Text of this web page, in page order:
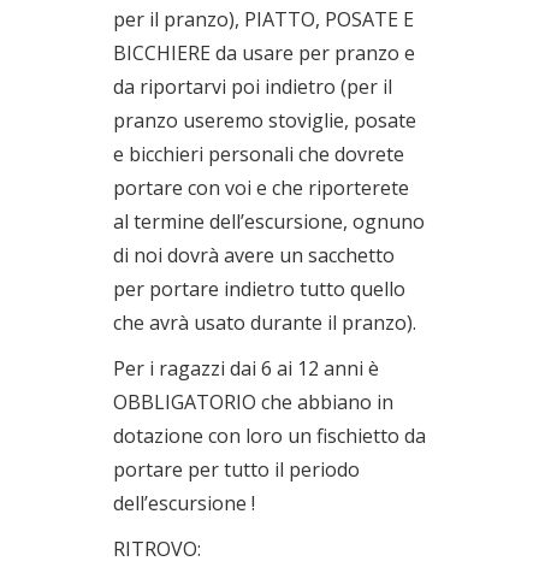
per il pranzo), PIATTO, POSATE E
BICCHIERE da usare per pranzo e
da riportarvi poi indietro (per il
pranzo useremo stoviglie, posate
e bicchieri personali che dovrete
portare con voi e che riporterete
al termine dell’escursione, ognuno
di noi dovrà avere un sacchetto
per portare indietro tutto quello
che avrà usato durante il pranzo).
Per i ragazzi dai 6 ai 12 anni è
OBBLIGATORIO che abbiano in
dotazione con loro un fischietto da
portare per tutto il periodo
dell’escursione !
RITROVO: